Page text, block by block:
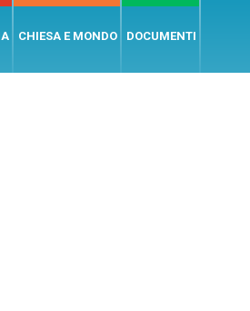
CHIESA E MONDO DOCUMENTI